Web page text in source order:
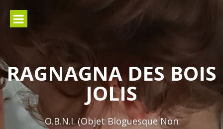
contenu
RAGNAGNA DES BOIS
JOLIS
O.B.N.I. (Objet Bloguesque Non